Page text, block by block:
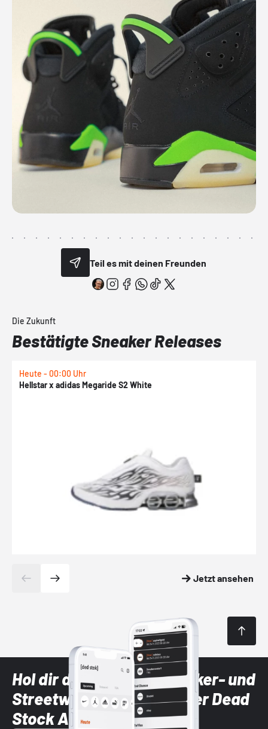
Teil es mit deinen Freunden
Die Zukunft
Bestätigte Sneaker Releases
Heute - 00:00 Uhr
Hellstar x adidas Megaride S2 White
Jetzt ansehen
Hol dir die neuesten Sneaker- und
Streetwear-Brands mit der Dead
Stock App